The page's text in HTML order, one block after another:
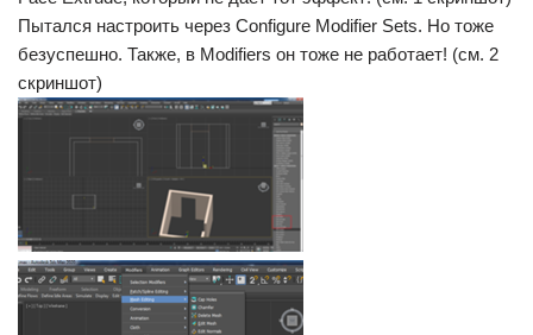
Пытался настроить через Configure Modifier Sets. Но тоже
безуспешно. Также, в Modifiers он тоже не работает! (см. 2
скриншот)